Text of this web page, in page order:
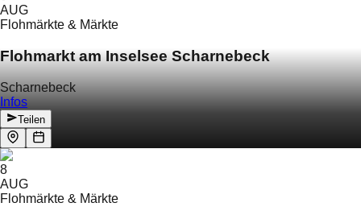
AUG
Flohmärkte & Märkte
Flohmarkt am Inselsee Scharnebeck
Scharnebeck
Infos
Teilen
8
AUG
Flohmärkte & Märkte